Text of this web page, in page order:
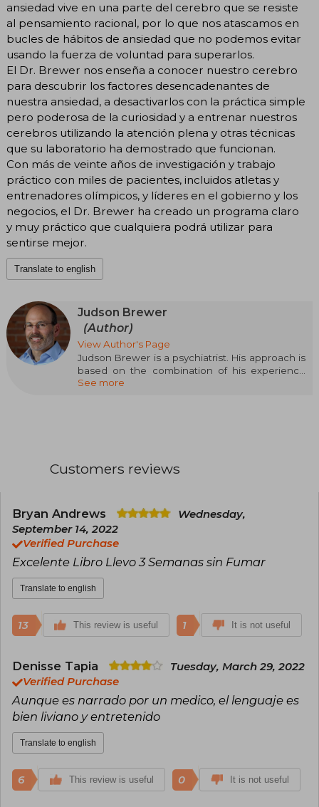
ansiedad vive en una parte del cerebro que se resiste
al pensamiento racional, por lo que nos atascamos en
bucles de hábitos de ansiedad que no podemos evitar
usando la fuerza de voluntad para superarlos.
El Dr. Brewer nos enseña a conocer nuestro cerebro
para descubrir los factores desencadenantes de
nuestra ansiedad, a desactivarlos con la práctica simple
pero poderosa de la curiosidad y a entrenar nuestros
cerebros utilizando la atención plena y otras técnicas
que su laboratorio ha demostrado que funcionan.
Con más de veinte años de investigación y trabajo
práctico con miles de pacientes, incluidos atletas y
entrenadores olímpicos, y líderes en el gobierno y los
negocios, el Dr. Brewer ha creado un programa claro
y muy práctico que cualquiera podrá utilizar para
sentirse mejor.
Translate to english
Judson Brewer
(Author)
View Author's Page
Judson Brewer is a psychiatrist. His approach is
based on the combination of his experience
and professional training, specialized in
international reference in the field. He is the
techniques in various conditions. He is also a
professor of Psychiatry and Medicine and
director of Research in the Mindfulness
Department at the University of Massachusetts.
See more
Customers reviews
Bryan Andrews
Wednesday,
September 14, 2022
Verified Purchase
Excelente Libro Llevo 3 Semanas sin Fumar
Translate to english
13 This review is useful 1 It is not useful
Denisse Tapia
Tuesday, March 29, 2022
Verified Purchase
Aunque es narrado por un medico, el lenguaje es
bien liviano y entretenido
Translate to english
6 This review is useful 0 It is not useful